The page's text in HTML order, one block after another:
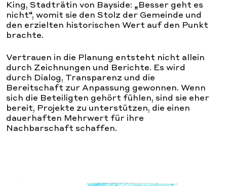
King, Stadträtin von Bayside: „Besser geht es
nicht“, womit sie den Stolz der Gemeinde und
den erzielten historischen Wert auf den Punkt
brachte.
Vertrauen in die Planung entsteht nicht allein
durch Zeichnungen und Berichte. Es wird
durch Dialog, Transparenz und die
Bereitschaft zur Anpassung gewonnen. Wenn
sich die Beteiligten gehört fühlen, sind sie eher
bereit, Projekte zu unterstützen, die einen
dauerhaften Mehrwert für ihre
Nachbarschaft schaffen.